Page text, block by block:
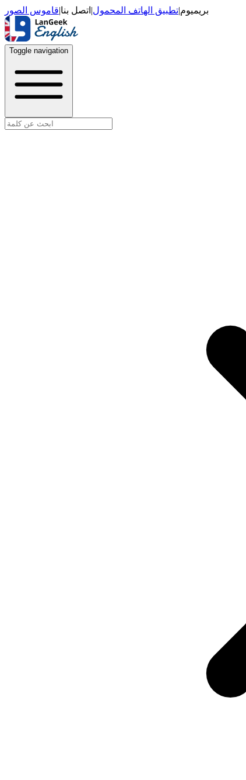
بريميوم|تطبيق الهاتف المحمول| اتصل بنا|قاموس الصور
Toggle navigation